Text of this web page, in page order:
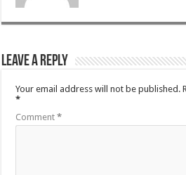
Leave a Reply
Your email address will not be published.
*
Comment*